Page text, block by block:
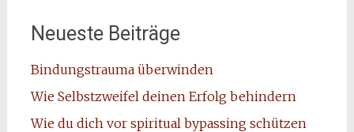
Neueste Beiträge
Bindungstrauma überwinden
Wie Selbstzweifel deinen Erfolg behindern
Wie du dich vor spiritual bypassing schützen